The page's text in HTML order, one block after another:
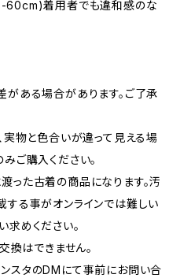
60cm)着用者でも違和感のな
ある場合があります。ご了承
物と色合いが違って見える場
ご購入ください。
た古着の商品になります。汚
する事がオンラインでは難しい
めください。
換はできません。
スタのDMにて事前にお問い合